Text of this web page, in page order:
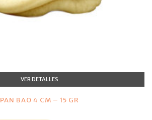
VER DETALLES
PAN BAO 4 CM – 15 GR